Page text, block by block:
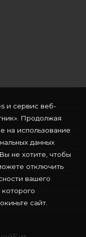
и сервис веб-
Продолжая
на использование
данных
не хотите, чтобы
отключить
вашего
сайт.